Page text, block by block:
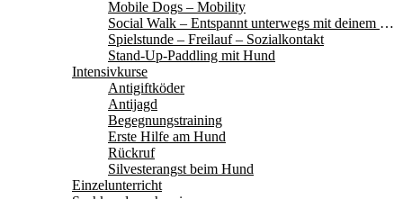
Mobile Dogs – Mobility
Social Walk – Entspannt unterwegs mit deinem Hund
Spielstunde – Freilauf – Sozialkontakt
Stand-Up-Paddling mit Hund
Intensivkurse
Antigiftköder
Antijagd
Begegnungstraining
Erste Hilfe am Hund
Rückruf
Silvesterangst beim Hund
Einzelunterricht